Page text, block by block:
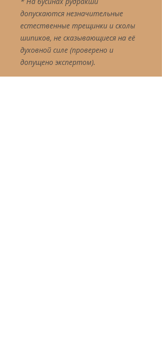
допускаются незначительные
естественные трещинки и сколы
шипиков, не сказывающиеся на её
духовной силе (проверено и
допущено экспертом).